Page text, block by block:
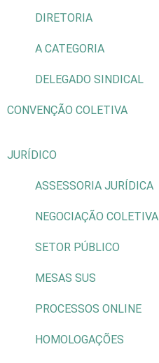
DIRETORIA
A CATEGORIA
DELEGADO SINDICAL
CONVENÇÃO COLETIVA
JURÍDICO
ASSESSORIA JURÍDICA
NEGOCIAÇÃO COLETIVA
SETOR PÚBLICO
MESAS SUS
PROCESSOS ONLINE
HOMOLOGAÇÕES